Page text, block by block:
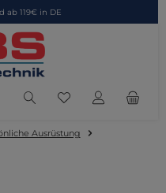
ab 119€ in DE
Du hast 0
Ausrüstung